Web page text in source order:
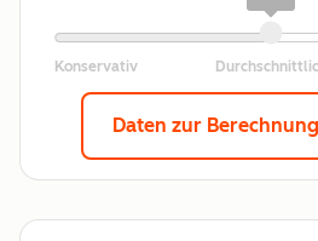
Daten zur